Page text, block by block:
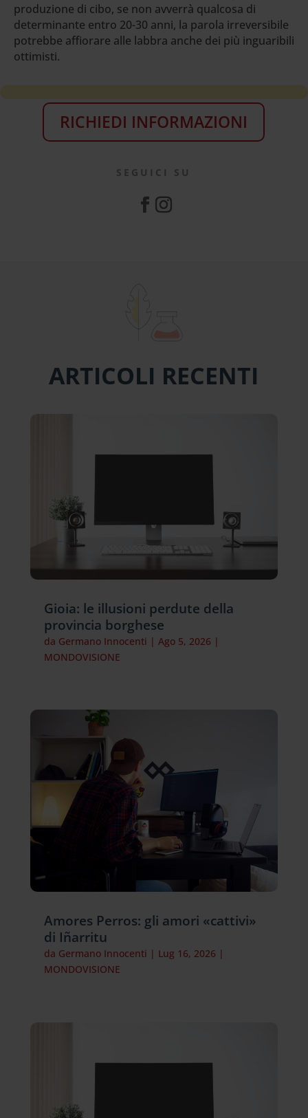
produzione di cibo, se non avverrà qualcosa di
determinante entro 20-30 anni, la parola irreversibile
potrebbe affiorare alle labbra anche dei più inguaribili
ottimisti.
RICHIEDI INFORMAZIONI
SEGUICI SU
ARTICOLI RECENTI
Gioia: le illusioni perdute della
provincia borghese
da Germano Innocenti | Ago 5, 2026 |
MONDOVISIONE
Amores Perros: gli amori «cattivi»
di Iñarritu
da Germano Innocenti | Lug 16, 2026 |
MONDOVISIONE